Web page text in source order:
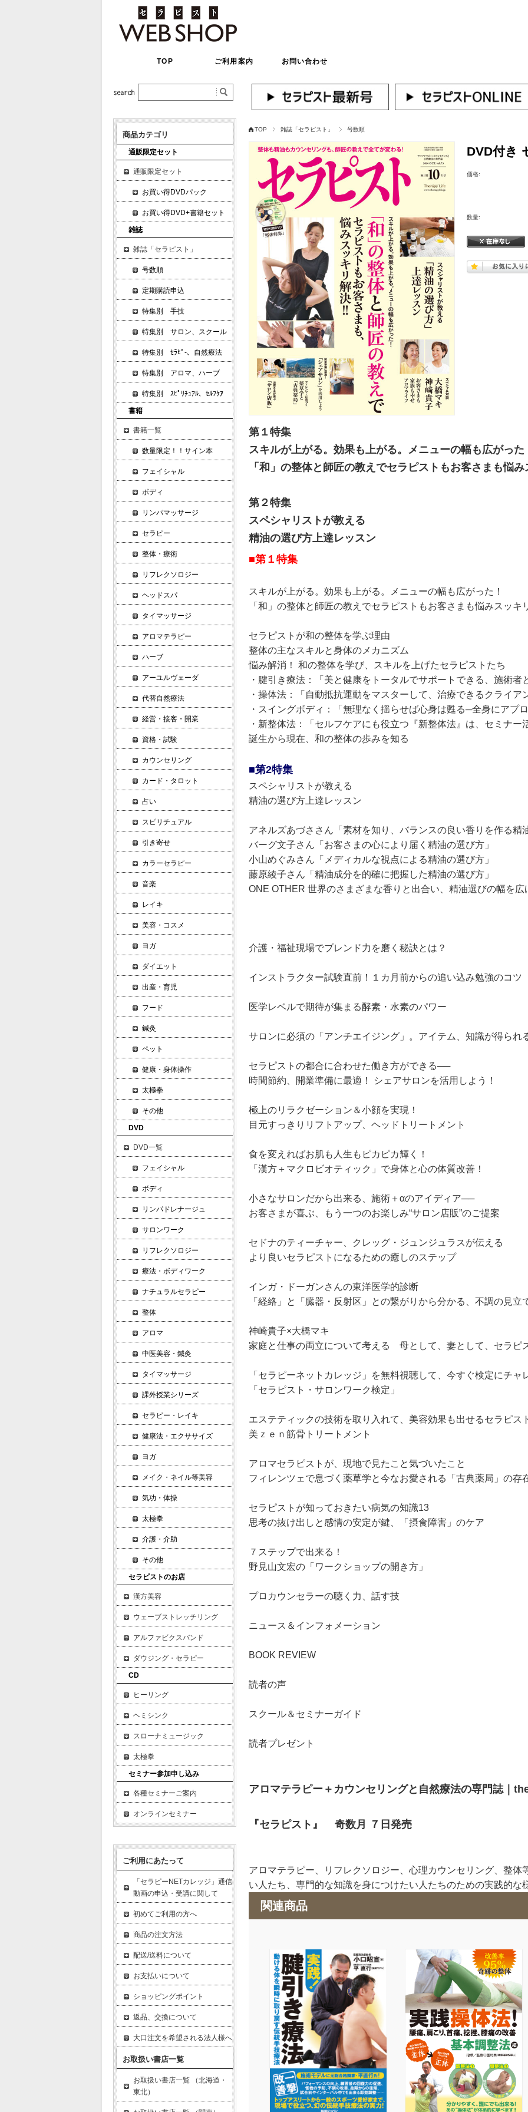
TOP ご利用案内 お問い合わせ
TOP 雑誌「セラピスト」 号数順
DVD付き
価格:
数量:
第１特集
スキルが上がる。効果も上がる。メニューの幅も広がった
「和」の整体と師匠の教えでセラピストもお客さまも悩
第２特集
スペシャリストが教える
精油の選び方上達レッスン
■第１特集
スキルが上がる。効果も上がる。メニューの幅も広がった！
「和」の整体と師匠の教えでセラピストもお客さまも悩みスッキ
セラピストが和の整体を学ぶ理由
整体の主なスキルと身体のメカニズム
悩み解消！ 和の整体を学び、スキルを上げたセラピストたち
・腱引き療法：「美と健康をトータルでサポートできる、施術
・操体法：「自動抵抗運動をマスターして、治療できるクライア
・スイングボディ：「無理なく揺らせば心身は甦る─全身にアプ
・新整体法：「セルフケアにも役立つ『新整体法』は、セミナ
誕生から現在、和の整体の歩みを知る
■第2特集
スペシャリストが教える
精油の選び方上達レッスン
アネルズあづささん「素材を知り、バランスの良い香りを作る精
バーグ文子さん「お客さまの心により届く精油の選び方」
小山めぐみさん「メディカルな視点による精油の選び方」
藤原綾子さん「精油成分を的確に把握した精油の選び方」
ONE OTHER 世界のさまざまな香りと出合い、精油選びの幅を広
介護・福祉現場でブレンド力を磨く秘訣とは？
インストラクター試験直前！１カ月前からの追い込み勉強のコツ
医学レベルで期待が集まる酵素・水素のパワー
サロンに必須の「アンチエイジング」。アイテム、知識が得られ
セラピストの都合に合わせた働き方ができる──
時間節約、開業準備に最適！ シェアサロンを活用しよう！
極上のリラクゼーション＆小顔を実現！
目元すっきりリフトアップ、ヘッドトリートメント
食を変えればお肌も人生もピカピカ輝く！
「漢方＋マクロビオティック」で身体と心の体質改善！
小さなサロンだから出来る、施術＋αのアイディア──
お客さまが喜ぶ、もう一つのお楽しみ“サロン店販”のご提案
セドナのティーチャー、クレッグ・ジュンジュラスが伝える
より良いセラピストになるための癒しのステップ
インガ・ドーガンさんの東洋医学的診断
「経絡」と「臓器・反射区」との繋がりから分かる、不調の見立
神崎貴子×大橋マキ
家庭と仕事の両立について考える 母として、妻として、セラピ
「セラピーネットカレッジ」を無料視聴して、今すぐ検定にチャ
「セラピスト・サロンワーク検定」
エステティックの技術を取り入れて、美容効果も出せるセラピス
美ｚｅｎ筋骨トリートメント
アロマセラピストが、現地で見たこと気づいたこと
フィレンツェで息づく薬草学と今なお愛される「古典薬局」の存
セラピストが知っておきたい病気の知識13
思考の抜け出しと感情の安定が鍵、「摂食障害」のケア
７ステップで出来る！
野見山文宏の「ワークショップの開き方」
プロカウンセラーの聴く力、話す技
ニュース＆インフォメーション
BOOK REVIEW
読者の声
スクール＆セミナーガイド
読者プレゼント
アロマテラピー＋カウンセリングと自然療法の専門誌｜
『セラピスト』 奇数月 ７日発売
アロマテラピー、リフレクソロジー、心理カウンセリング、整体
い人たち、専門的な知識を身につけたい人たちのための実践的な
関連商品
商品カテゴリ
通販限定セット
通販限定セット
お買い得DVDパック
お買い得DVD+書籍セット
雑誌
雑誌「セラピスト」
号数順
定期購読申込
特集別 手技
特集別 サロン、スクール
特集別 ｾﾗﾋﾟ-、自然療法
特集別 アロマ、ハーブ
特集別 ｽﾋﾟﾘﾁｭｱﾙ、ｾﾙﾌｹｱ
書籍
書籍一覧
数量限定！！サイン本
フェイシャル
ボディ
リンパマッサージ
セラピー
整体・療術
リフレクソロジー
ヘッドスパ
タイマッサージ
アロマテラピー
ハーブ
アーユルヴェーダ
代替自然療法
経営・接客・開業
資格・試験
カウンセリング
カード・タロット
占い
スピリチュアル
引き寄せ
カラーセラピー
音楽
レイキ
美容・コスメ
ヨガ
ダイエット
出産・育児
フード
鍼灸
ペット
健康・身体操作
太極拳
その他
DVD
DVD一覧
フェイシャル
ボディ
リンパドレナージュ
サロンワーク
リフレクソロジー
療法・ボディワーク
ナチュラルセラピー
整体
アロマ
中医美容・鍼灸
タイマッサージ
課外授業シリーズ
セラピー・レイキ
健康法・エクササイズ
ヨガ
メイク・ネイル等美容
気功・体操
太極拳
介護・介助
その他
セラピストのお店
漢方美容
ウェーブストレッチリング
アルファビクスバンド
ダウジング・セラピー
CD
ヒーリング
ヘミシンク
スローナミュージック
太極拳
セミナー参加申し込み
各種セミナーご案内
オンラインセミナー
ご利用にあたって
「セラピーNETカレッジ」通信
動画の申込・受講に関して
初めてご利用の方へ
商品の注文方法
配送/送料について
お支払いについて
ショッピングポイント
返品、交換について
大口注文を希望される法人様へ
お取扱い書店一覧
お取扱い書店一覧 （北海道・
東北）